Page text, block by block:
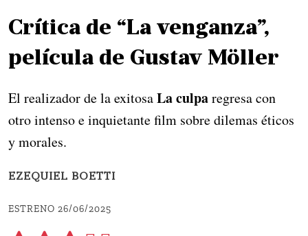
Crítica de “La venganza”,
película de Gustav Möller
El realizador de la exitosaLa culparegresa con
otro intenso e inquietante film sobre dilemas éticos
y morales.
EZEQUIEL BOETTI
ESTRENO 26/06/2025